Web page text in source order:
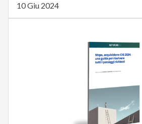
10 Giu 2024